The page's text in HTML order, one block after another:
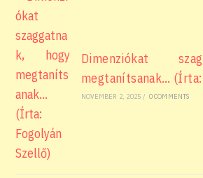
Dimenziókat
megtanítsanak… (Írta:
NOVEMBER 2, 2025 / 0 COMMENTS